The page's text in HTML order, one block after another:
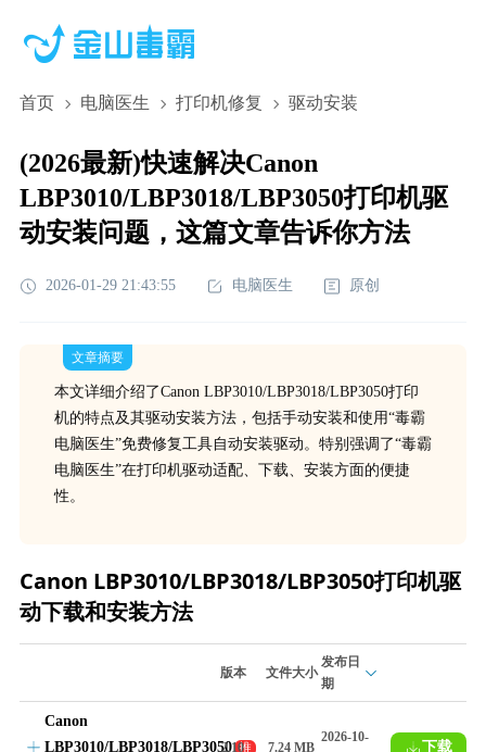
首页 电脑医生 打印机修复 驱动安装
(2026最新)快速解决Canon
LBP3010/LBP3018/LBP3050打印机驱
动安装问题，这篇文章告诉你方法
2026-01-29 21:43:55 电脑医生 原创
文章摘要
本文详细介绍了Canon LBP3010/LBP3018/LBP3050打印
机的特点及其驱动安装方法，包括手动安装和使用“毒霸
电脑医生”免费修复工具自动安装驱动。特别强调了“毒霸
电脑医生”在打印机驱动适配、下载、安装方面的便捷
性。
Canon LBP3010/LBP3018/LBP3050打印机驱
动下载和安装方法
版本 文件大小
发布日
期
Canon
LBP3010/LBP3018/LBP3050 推
2.10 7.24 MB
2026-10-
下载